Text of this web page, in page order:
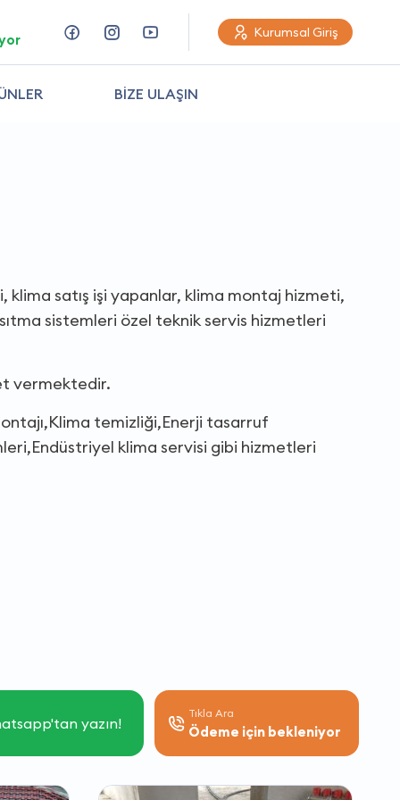
Kurumsal Giriş
BİZE ULAŞIN
klima satış işi yapanlar, klima montaj hizmeti,
sistemleri özel teknik servis hizmetleri
vermektedir.
temizliği,Enerji tasarruf
klima servisi gibi hizmetleri
yazın!
Tıkla Ara
Ödeme için bekleniyor